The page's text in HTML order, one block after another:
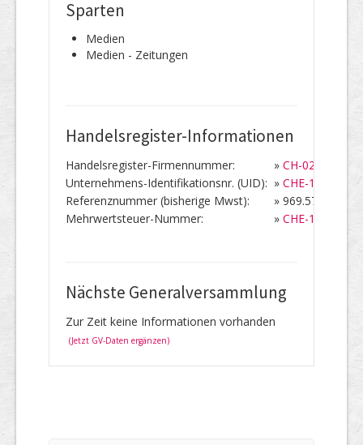
Sparten
Medien
Medien - Zeitungen
Handelsregister-Informationen
Handelsregister-Firmennummer: » CH-
Unternehmens-Identifikationsnr. (UID): » CHE-
Referenznummer (bisherige Mwst):
» 969.574
Mehrwertsteuer-Nummer:
» CHE-
Nächste Generalversammlung
Zur Zeit keine Informationen vorhanden
(Jetzt GV-Daten ergänzen)